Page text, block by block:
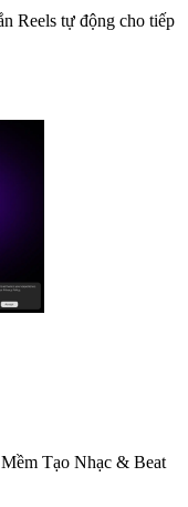
Reels tự động cho tiếp
Tạo Nhạc & Beat